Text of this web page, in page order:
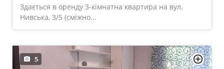
Здається в оренду 3-кімнатна квартира на вул.
Нивська, 3/5 (сміжно...
5